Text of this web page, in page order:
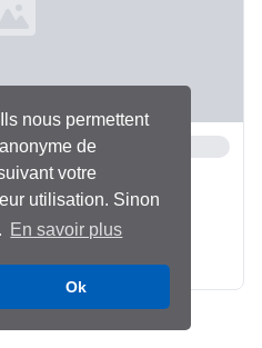
nous permettent
de
votre
utilisation. Sinon
En savoir plus
Ok